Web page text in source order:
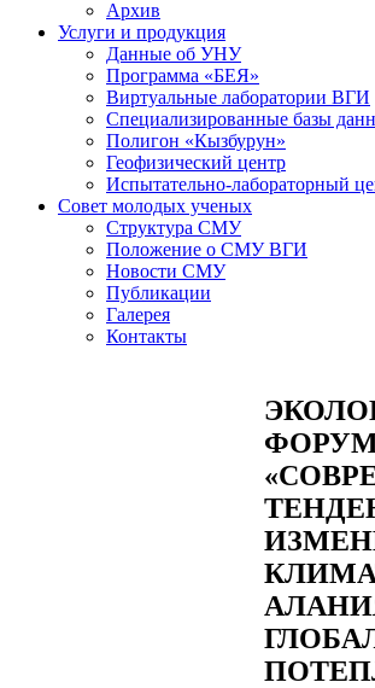
Архив
Услуги и продукция
Данные об УНУ
Программа «БЕЯ»
Виртуальные лаборатории ВГИ
Специализированные базы
Полигон «Кызбурун»
Геофизический центр
Испытательно-лабораторный
Совет молодых ученых
Структура СМУ
Положение о СМУ ВГИ
Новости СМУ
Публикации
Галерея
Контакты